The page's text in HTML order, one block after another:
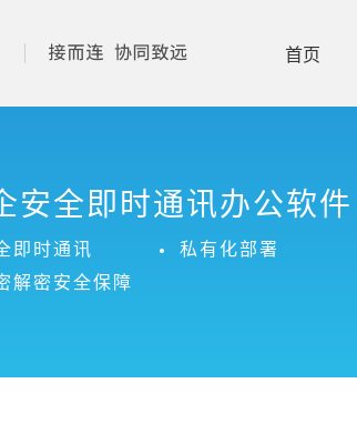
首页
安全即时通讯办公软件
即时通讯
私有化部署
解密安全保障